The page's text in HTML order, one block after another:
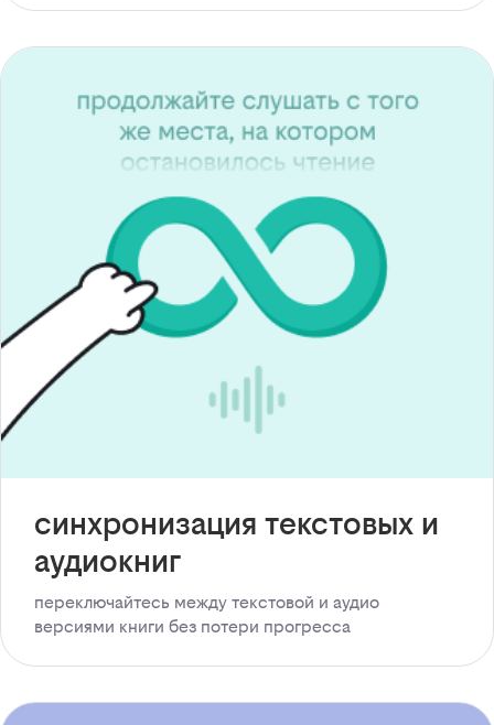
синхронизация текстовых и
аудиокниг
переключайтесь между текстовой и аудио
версиями книги без потери прогресса